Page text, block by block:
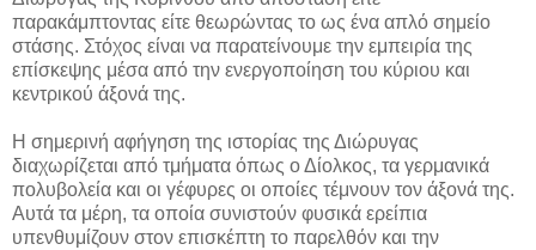
παρακάμπτοντας είτε θεωρώντας το ως ένα απλό σημείο
στάσης. Στόχος είναι να παρατείνουμε την εμπειρία της
επίσκεψης μέσα από την ενεργοποίηση του κύριου και
κεντρικού άξονά της.
Η σημερινή αφήγηση της ιστορίας της Διώρυγας
διαχωρίζεται από τμήματα όπως ο Δίολκος, τα γερμανικά
πολυβολεία και οι γέφυρες οι οποίες τέμνουν τον άξονά της.
Αυτά τα μέρη, τα οποία συνιστούν φυσικά ερείπια
υπενθυμίζουν στον επισκέπτη το παρελθόν και την